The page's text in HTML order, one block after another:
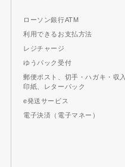
ローソン銀行ATM
利用できるお支払方法
レジチャージ
ゆうパック受付
郵便ポスト、切手・ハガキ・収入
印紙、レターパック
e発送サービス
電子決済（電子マネー）